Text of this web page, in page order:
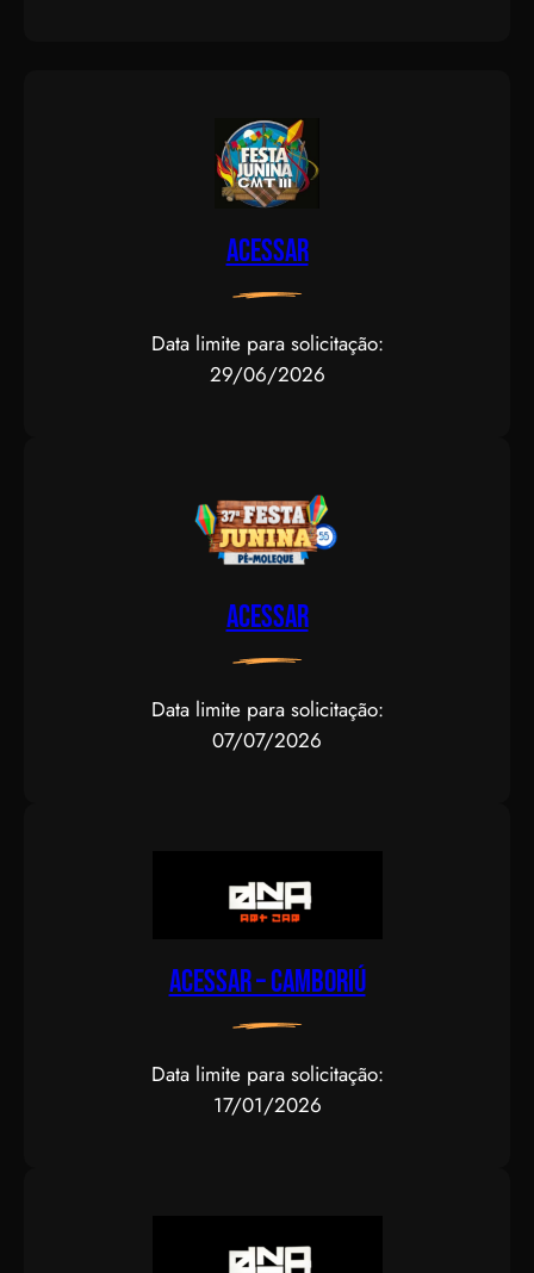
Acessar
Data limite para solicitação:
29/06/2026
Acessar
Data limite para solicitação:
07/07/2026
Acessar – CAMBORIÚ
Data limite para solicitação:
17/01/2026